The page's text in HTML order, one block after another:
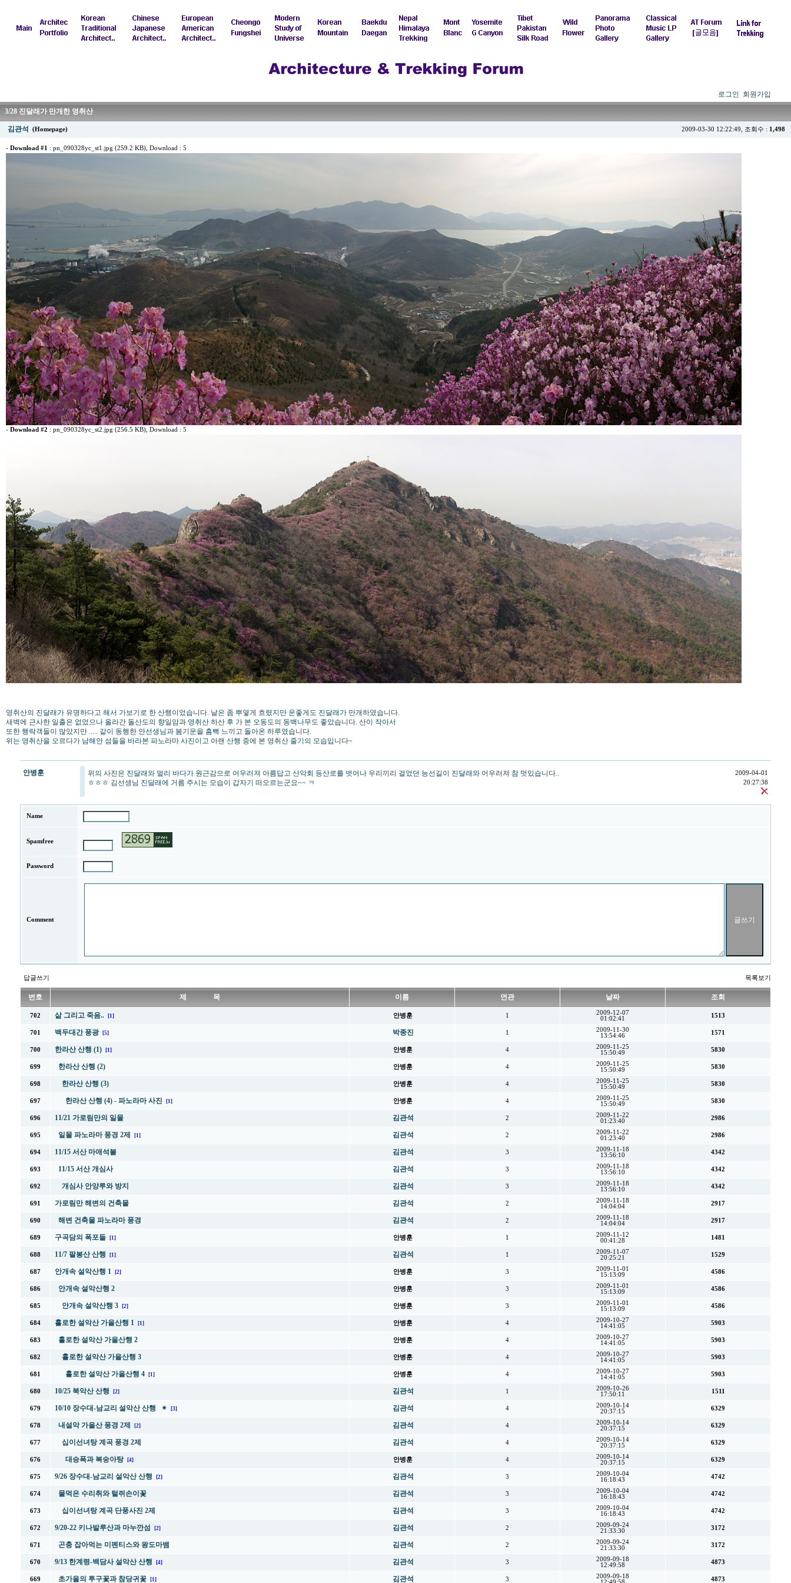
로그인 회원가입
3/28 진달래가 만개한 영취산
김관석 (Homepage) 2009-03-30 12:22:49, 조회수 : 1,498
- Download #1 : pn_090328yc_st1.jpg (259.2 KB) , Download : 5
- Download #2 : pn_090328yc_st2.jpg (256.5 KB), Download : 5
영취산의 진달래가 유명하다고 해서 가보기로 한 산행이었습니다. 날은 좀 뿌옇게 흐렸지만 운좋게도 진달래가 만개하였습니다.
새벽에 근사한 일출은 없었으나 올라간 돌산도의 향일암과 영취산 하산 후 가 본 오동도의 동백나무도 좋았습니다. 산이 작아서
또한 행락객들이 많았지만 ..... 같이 동행한 안선생님과 봄기운을 흠뻑 느끼고 돌아온 하루였습니다.
위는 영취산을 오르다가 남해안 섬들을 바라본 파노라마 사진이고 아랜 산행 중에 본 영취산 줄기의 모습입니다~
안병훈
위의 사진은 진달래와 멀리 바다가 원근감으로 어우러져 아름답고 산악회 등산로를 벗어나 우리끼리 걸었던 능선길이 진달래와 어우러져 참 멋있습니다..
ㅎㅎㅎ 김선생님 진달래에 거름 주시는 모습이 갑자기 떠오르는군요~~ ㅋ
2009-04-01
20:27:38
Name
Spamfree
Password
Comment
답글쓰기 목록보기
번호 제 목 이름 연관 날짜 조회
702 삶 그리고 죽음.. [1] 안병훈 1
2009-12-07
01:02:41
1513
701 백두대간 풍광 [5] 박종진 1
2009-11-30
13:54:46
1571
700 한라산 산행 (1) [1] 안병훈 4
2009-11-25
15:50:49
5830
699 한라산 산행 (2) 안병훈 4
2009-11-25
15:50:49
5830
698 한라산 산행 (3) 안병훈 4
2009-11-25
15:50:49
5830
697 한라산 산행 (4) - 파노라마 사진 [1] 안병훈 4
2009-11-25
15:50:49
5830
696 11/21 가로림만의 일몰 김관석 2
2009-11-22
01:23:40
2986
695 일몰 파노라마 풍경 2제 [1] 김관석 2
2009-11-22
01:23:40
2986
694 11/15 서산 마애석불 김관석 3
2009-11-18
13:56:10
4342
693 11/15 서산 개심사 김관석 3
2009-11-18
13:56:10
4342
692 개심사 안양루와 방지 김관석 3
2009-11-18
13:56:10
4342
691 가로림만 해변의 건축물 김관석 2
2009-11-18
14:04:04
2917
690 해변 건축물 파노라마 풍경 김관석 2
2009-11-18
14:04:04
2917
689 구곡담의 폭포들 [1] 안병훈 1
2009-11-12
00:41:28
1481
688 11/7 팔봉산 산행 [1] 김관석 1
2009-11-07
20:25:21
1529
687 안개속 설악산행 1 [2] 안병훈 3
2009-11-01
15:13:09
4586
686 안개속 설악산행 2 안병훈 3
2009-11-01
15:13:09
4586
685 안개속 설악산행 3 [2] 안병훈 3
2009-11-01
15:13:09
4586
684 홀로한 설악산 가을산행 1 [1] 안병훈 4
2009-10-27
14:41:05
5903
683 홀로한 설악산 가을산행 2 안병훈 4
2009-10-27
14:41:05
5903
682 홀로한 설악산 가을산행 3 안병훈 4
2009-10-27
14:41:05
5903
681 홀로한 설악산 가을산행 4 [1] 안병훈 4
2009-10-27
14:41:05
5903
680 10/25 북악산 산행 [2] 김관석 1
2009-10-26
17:50:11
1511
679 10/10 장수대-남교리 설악산 산행 ✴ [3] 김관석 4
2009-10-14
20:37:15
6329
678 내설악 가을산 풍경 2제 [2] 김관석 4
2009-10-14
20:37:15
6329
677 십이선녀탕 계곡 풍경 2제 김관석 4
2009-10-14
20:37:15
6329
676 대승폭과 복숭아탕 [4] 안병훈 4
2009-10-14
20:37:15
6329
675 9/26 장수대-남교리 설악산 산행 [2] 김관석 3
2009-10-04
16:18:43
4742
674 물먹은 수리취와 털쥐손이꽃 김관석 3
2009-10-04
16:18:43
4742
673 십이선녀탕 계곡 단풍사진 2제 김관석 3
2009-10-04
16:18:43
4742
672 9/20-22 키나발루산과 마누깐섬 [2] 김관석 2
2009-09-24
21:33:30
3172
671 곤충 잡아먹는 미펜티스와 왕도마뱀 김관석 2
2009-09-24
21:33:30
3172
670 9/13 한계령-백담사 설악산 산행 [4] 김관석 3
2009-09-18
12:49:58
4873
669 초가을의 투구꽃과 참당귀꽃 [1] 김관석 3
2009-09-18
4873